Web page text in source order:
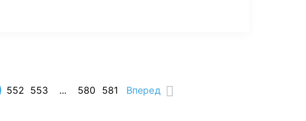
552 553 ... 580 581 Вперед